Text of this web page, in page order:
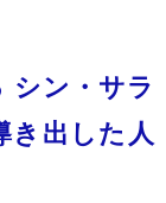
シン・サラ
き出した人